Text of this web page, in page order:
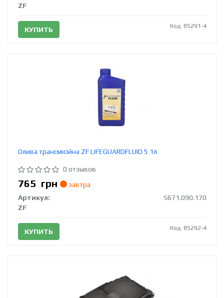
ZF
КУПИТЬ Код: 85291-4
Олива трансмісійна ZF LIFEGUARDFLUID 5 1л
0 отзывов
765 грн
завтра
Артикул:
S671.090.170
ZF
КУПИТЬ Код: 85292-4